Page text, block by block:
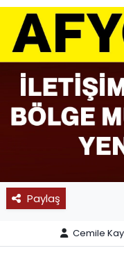
Paylaş
Cemile
SPOR
11:11 MANŞET